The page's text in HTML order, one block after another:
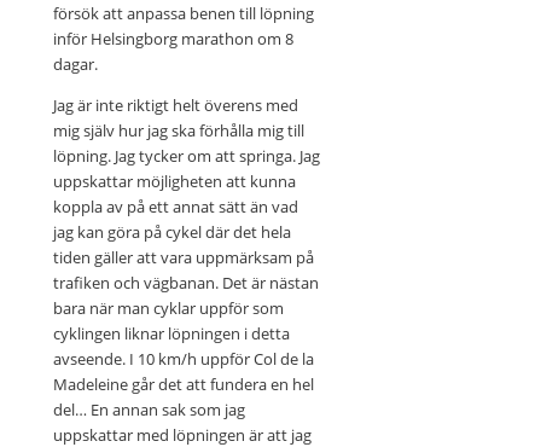
försök att anpassa benen till löpning
inför Helsingborg marathon om 8
dagar.
Jag är inte riktigt helt överens med
mig själv hur jag ska förhålla mig till
löpning. Jag tycker om att springa. Jag
uppskattar möjligheten att kunna
koppla av på ett annat sätt än vad
jag kan göra på cykel där det hela
tiden gäller att vara uppmärksam på
trafiken och vägbanan. Det är nästan
bara när man cyklar uppför som
cyklingen liknar löpningen i detta
avseende. I 10 km/h uppför Col de la
Madeleine går det att fundera en hel
del… En annan sak som jag
uppskattar med löpningen är att jag